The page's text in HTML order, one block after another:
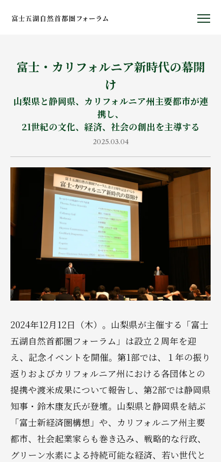
富士五湖ヤング・アーティスト・
富士・カリフォルニア新時代の幕開
け
山梨県と静岡県、カリフォルニア州主要都市が連
携し、
21世紀の文化、経済、社会の創出を主導する
2025.03.04
2024年12月12日（木）。山梨県が主催する「富士
五湖自然首都圏フォーラム」は設立２周年を迎
え、記念イベントを開催。第1部では、１年の振り
返りおよびカリフォルニア州における各団体との
提携や渡米成果について報告し、第2部では静岡県
知事・鈴木康友氏が登壇。山梨県と静岡県を結ぶ
「富士新経済圏構想」や、カリフォルニア州主要
都市、社会起業家らも巻き込み、戦略的な行政、
グリーン水素による持続可能な経済、若い世代と